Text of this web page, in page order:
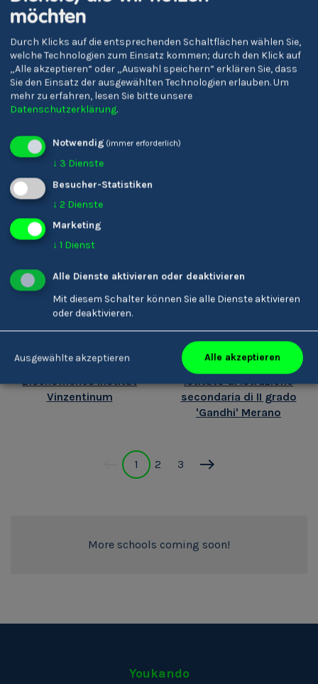
Realgymnasium Bozen
und Fachoberschule für
Oberschulzentrum
Bischöfliches Institut
Vinzentinum
Istituto di Istruzione
secondaria di II grado
'Gandhi' Merano
1 2 3
More schools coming soon!
Youkando
möchten
Durch Klicks auf die entsprechenden Schaltflächen wählen Sie,
welche Technologien zum Einsatz kommen; durch den Klick auf
„Alle akzeptieren“ oder „Auswahl speichern“ erklären Sie, dass
Sie den Einsatz der ausgewählten Technologien erlauben.Um
mehr zu erfahren, lesen Sie bitte unsere
Datenschutzerklärung.
Notwendig (immer erforderlich)
↓ 3 Dienste
Besucher-Statistiken
↓ 2 Dienste
Marketing
↓ 1 Dienst
Alle Dienste aktivieren oder deaktivieren
Mit diesem Schalter können Sie alle Dienste aktivieren
oder deaktivieren.
Ausgewählte akzeptieren Alle akzeptieren